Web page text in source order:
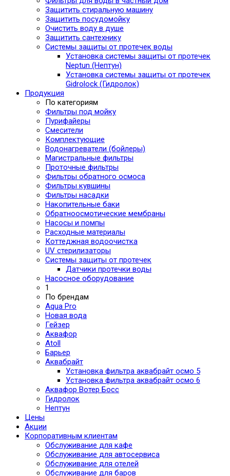
Защитить стиральную машину
Защитить посудомойку
Очистить воду в душе
Защитить сантехнику
Системы защиты от протечек воды
Установка системы защиты от протечек
Neptun (Нептун)
Установка системы защиты от протечек
Gidrolock (Гидролок)
Продукция
По категориям
Фильтры под мойку
Пурифайеры
Смесители
Комплектующие
Водонагреватели (бойлеры)
Магистральные фильтры
Проточные фильтры
Фильтры обратного осмоса
Фильтры кувшины
Фильтры насадки
Накопительные баки
Обратноосмотические мембраны
Насосы и помпы
Расходные материалы
Коттеджная водоочистка
UV стерилизаторы
Системы защиты от протечек
Датчики протечки воды
Насосное оборудование
1
По брендам
Aqua Pro
Новая вода
Гейзер
Аквафор
Atoll
Барьер
Аквабрайт
Установка фильтра аквабрайт осмо 5
Установка фильтра аквабрайт осмо 6
Аквафор Вотер Босс
Гидролок
Нептун
Цены
Акции
Корпоративным клиентам
Обслуживание для кафе
Обслуживание для автосервиса
Обслуживание для отелей
Обслуживание для баров